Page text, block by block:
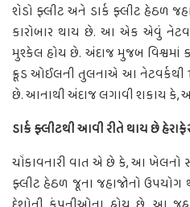
શેડો ફ્લીટ અને ડાર્ક ફ્લીટ હેઠળ
કારોબાર થાય છે. આ એક એવું
મુશ્કેલ હોય છે. અંદાજ મુજબ વિશ્વમાં
ક્રૂડ ઓઈલની તુલનાએ આ નેટવર્કથી
છે. આનાથી અંદાજ લગાવી શકાય કે, આ
ડાર્ક ફ્લીટથી આવી રીતે થાય છે
ચોંકાવનારી વાત એ છે કે, આ ખેલનો
ફ્લીટ હેઠળ જૂના જહાજોનો ઉપયોગ